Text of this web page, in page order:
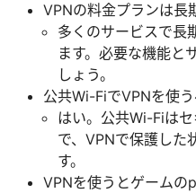
VPNの料金プランは長
多くのサービスで長
ます。必要な機能と
しょう。
公共Wi-FiでVPNを使
はい。公共Wi-Fiは
で、VPNで保護した
す。
VPNを使うとゲームの